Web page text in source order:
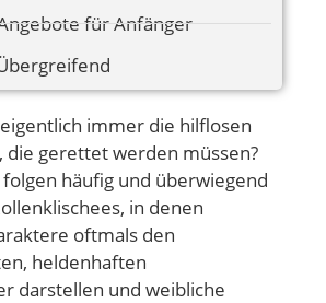
für Anfänger
immer die hilflosen
die gerettet werden müssen?
folgen häufig und überwiegend
in denen
oftmals den
heldenhaften
darstellen und weibliche